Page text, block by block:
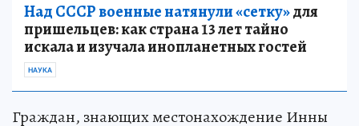
Над СССР военные натянули «сетку»для
пришельцев: как страна 13 лет тайно
искала и изучала инопланетных гостей
НАУКА
Граждан, знающих местонахождение Инны